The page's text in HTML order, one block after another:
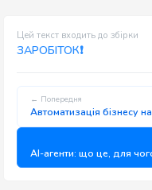
Цей текст входить до збірки
ЗАРОБІТОК❗
← Попередня
Автоматизація бізнесу
AI-агенти: що це, для